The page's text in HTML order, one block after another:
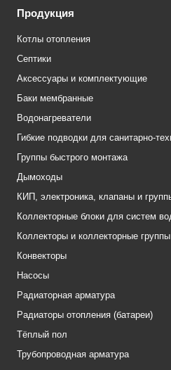
Продукция
Котлы отопления
Септики
Аксессуары и комплектующие
Баки мембранные
Водонагреватели
Гибкие подводки для санитарно-
Группы быстрого монтажа
Дымоходы
КИП, электроника, клапаны и
Коллекторные блоки для систем
Коллекторы и коллекторные группы
Конвекторы
Насосы
Радиаторная арматура
Радиаторы отопления (батареи)
Тёплый пол
Трубопроводная арматура